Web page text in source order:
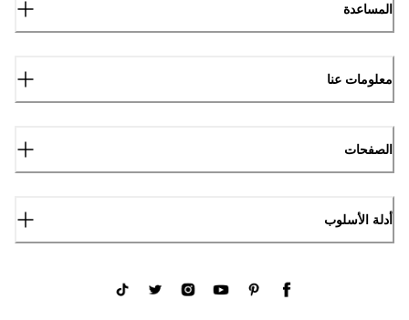
المساعدة
معلومات عنا
الصفحات
أدلة الأسلوب